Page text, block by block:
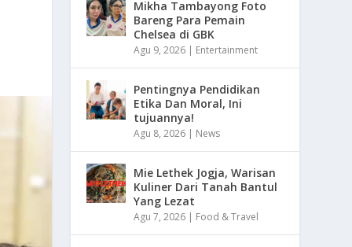
Mikha Tambayong Foto
Bareng Para Pemain
Chelsea di GBK
Agu 9, 2026 | Entertainment
Pentingnya Pendidikan
Etika Dan Moral, Ini
tujuannya!
Agu 8, 2026 | News
Mie Lethek Jogja, Warisan
Kuliner Dari Tanah Bantul
Yang Lezat
Agu 7, 2026 | Food & Travel